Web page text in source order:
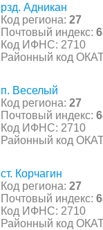
рзд. Адникан
Код региона: 27
Почтовый индекс:
Код ИФНС: 2710
Районный код
п. Веселый
Код региона: 27
Почтовый индекс:
Код ИФНС: 2710
Районный код
ст. Корчагин
Код региона: 27
Почтовый индекс:
Код ИФНС: 2710
Районный код